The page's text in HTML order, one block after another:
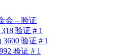
会 – 验证
验证 # 1
3600 验证 # 1
验证 # 1